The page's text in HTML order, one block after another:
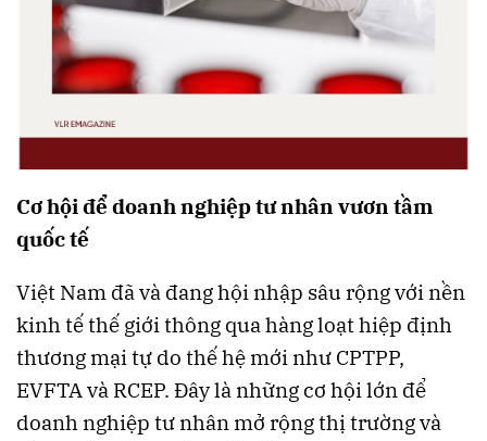
Cơ hội để doanh nghiệp tư nhân vươn tầm
quốc tế
Việt Nam đã và đang hội nhập sâu rộng với nền
kinh tế thế giới thông qua hàng loạt hiệp định
thương mại tự do thế hệ mới như CPTPP,
EVFTA và RCEP. Đây là những cơ hội lớn để
doanh nghiệp tư nhân mở rộng thị trường và